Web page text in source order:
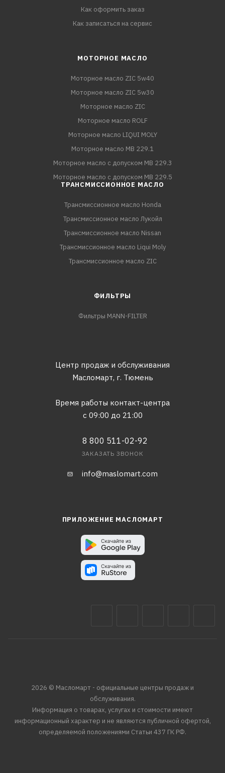
Как оформить заказ
Как записаться на сервис
МОТОРНОЕ МАСЛО
Моторное масло ZIC 5w40
Моторное масло ZIC 5w30
Моторное масло ZIC
Моторное масло ROLF
Моторное масло LIQUI MOLY
Моторное масло MB 229.1
Моторное масло с допуском MB 229.3
Моторное масло с допуском MB 229.5
ТРАНСМИССИОННОЕ МАСЛО
Трансмиссионное масло Honda
Трансмиссионное масло Лукойл
Трансмиссионное масло Nissan
Трансмиссионное масло Liqui Moly
Трансмиссионное масло ZIC
ФИЛЬТРЫ
Фильтры MANN-FILTER
Центр продаж и обслуживания
Масломарт, г. Тюмень
Время работы контакт-центра
с 09:00 до 21:00
8 800 511-02-92
ЗАКАЗАТЬ ЗВОНОК
info@maslomart.com
ПРИЛОЖЕНИЕ МАСЛОМАРТ
2026 © Масломарт - официальные центры продаж и
обслуживания.
Информация о товарах, услугах и стоимости имеют
информационный характер и не являются публичной офертой,
определяемой положениями Статьи 437 ГК РФ.